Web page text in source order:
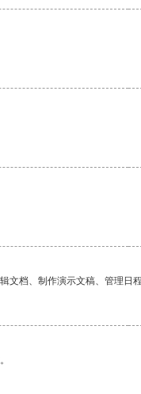
档、制作演示文稿、管理日程